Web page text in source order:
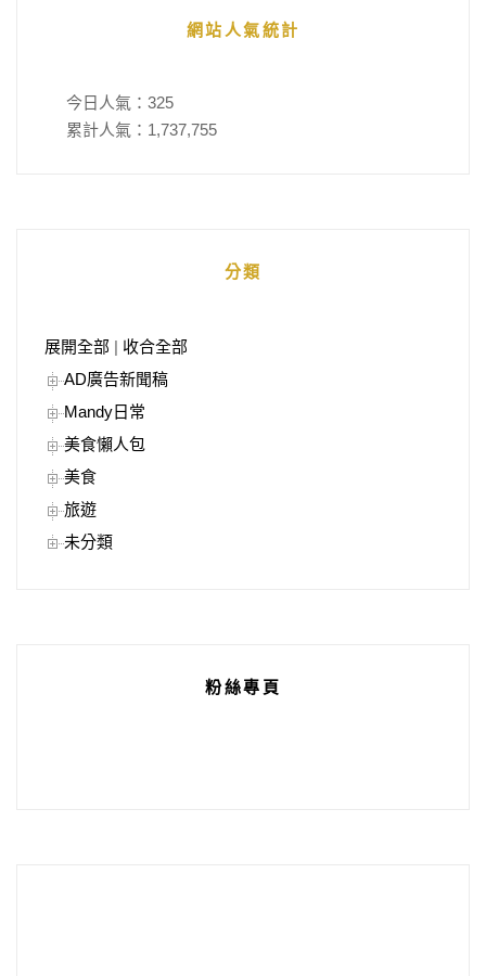
網站人氣統計
今日人氣： 325
累計人氣： 1,737,755
分類
展開全部
收合全部
AD廣告新聞稿
Mandy日常
美食懶人包
美食
旅遊
未分類
粉絲專頁